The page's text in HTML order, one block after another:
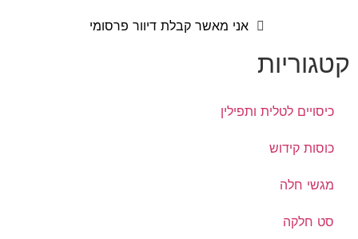
אני מאשר קבלת דיוור פרסומי
קטגוריות
כיסויים לטלית ותפילין
כוסות קידוש
מגשי חלה
סט חלקה